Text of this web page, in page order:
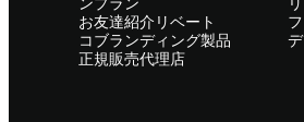
お友達紹介リベート
コブランディング製品
正規販売代理店